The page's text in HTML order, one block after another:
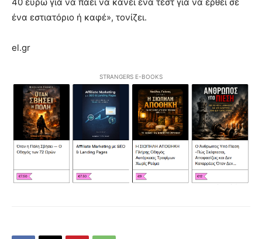
ένα εστιατόριο ή καφέ», τονίζει.
el.gr
STRANGERS E-BOOKS